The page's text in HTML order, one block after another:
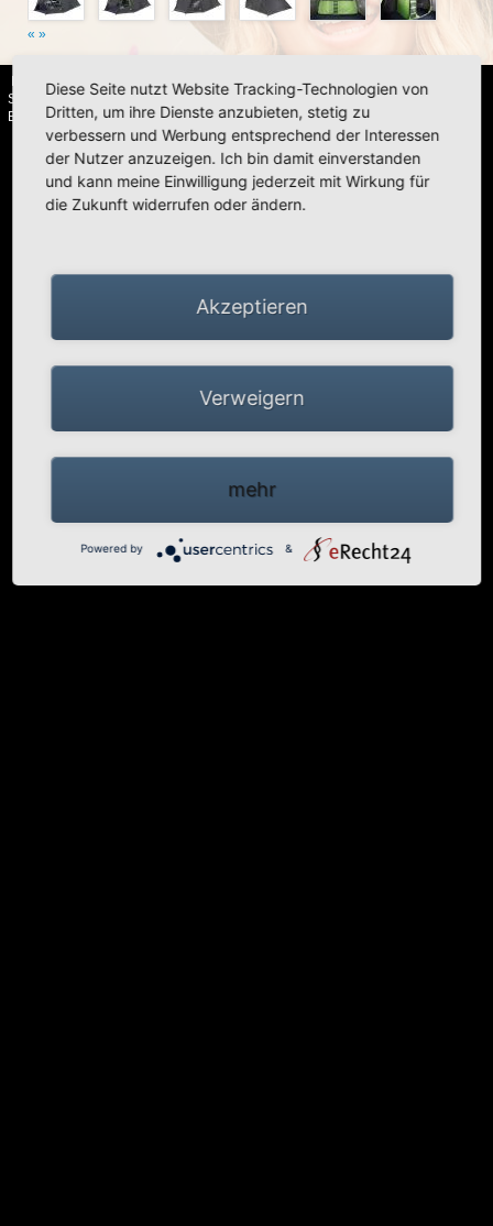
« »
HIGH PEAK | Simex Outdoor International GmbH · Berg 47 · D-41366
Schwalmtal · Tel.: +49 (0)2163 951 60 60 | Impressum·Datenschutz
Barrierefreiheitserklärung
Diese Seite nutzt Website Tracking-Technologien von
Dritten, um ihre Dienste anzubieten, stetig zu
verbessern und Werbung entsprechend der Interessen
der Nutzer anzuzeigen. Ich bin damit einverstanden
und kann meine Einwilligung jederzeit mit Wirkung für
die Zukunft widerrufen oder ändern.
Akzeptieren
Verweigern
mehr
Powered by &